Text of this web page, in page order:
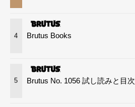
4 Brutus Books
5 Brutus No. 1056 試し読みと目次